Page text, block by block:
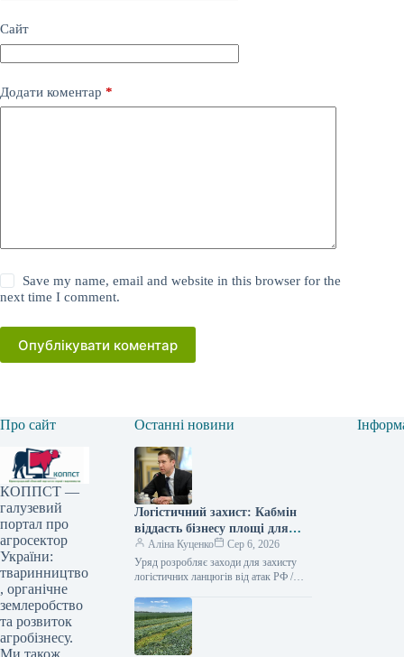
Сайт
Додати коментар *
Save my name, email and website in this browser for the
next time I comment.
Опублікувати коментар
Про сайт
КОППСТ —
галузевий
портал про
агросектор
України:
тваринництво
, органічне
землеробство
та розвиток
агробізнесу.
Останні новини
Логістичний захист: Кабмін
віддасть бізнесу площі для
зберігання
Аліна Куценко
Сер 6, 2026
Уряд розробляє заходи для захисту
логістичних ланцюгів від атак РФ /
Сергій Корецький провів екстрену
зустріч з…